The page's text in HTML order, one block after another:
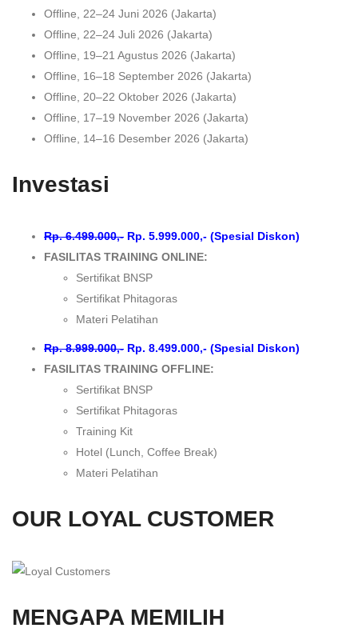
Offline, 22–24 Juni 2026 (Jakarta)
Offline, 22–24 Juli 2026 (Jakarta)
Offline, 19–21 Agustus 2026 (Jakarta)
Offline, 16–18 September 2026 (Jakarta)
Offline, 20–22 Oktober 2026 (Jakarta)
Offline, 17–19 November 2026 (Jakarta)
Offline, 14–16 Desember 2026 (Jakarta)
Investasi
Rp. 6.499.000,- Rp. 5.999.000,- (Spesial Diskon)
FASILITAS TRAINING ONLINE:
Sertifikat BNSP
Sertifikat Phitagoras
Materi Pelatihan
Rp. 8.999.000,- Rp. 8.499.000,- (Spesial Diskon)
FASILITAS TRAINING OFFLINE:
Sertifikat BNSP
Sertifikat Phitagoras
Training Kit
Hotel (Lunch, Coffee Break)
Materi Pelatihan
OUR LOYAL CUSTOMER
MENGAPA MEMILIH